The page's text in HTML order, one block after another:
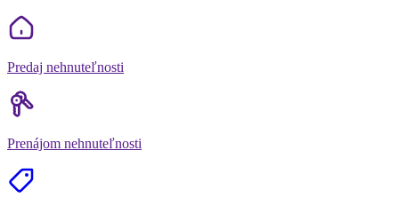
Predaj nehnuteľnosti
Prenájom nehnuteľnosti